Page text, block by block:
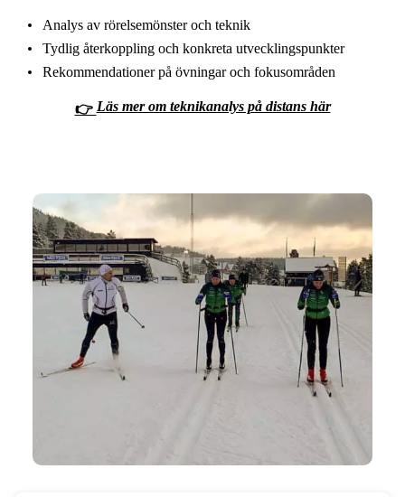
Analys av rörelsemönster och teknik
Tydlig återkoppling och konkreta utvecklingspunkter
Rekommendationer på övningar och fokusområden
👉Läs mer om teknikanalys på distans här